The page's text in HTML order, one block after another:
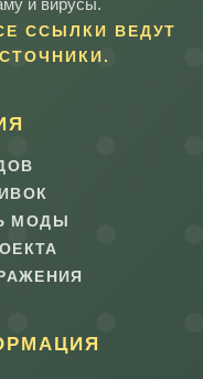
и вирусы.
ССЫЛКИ ВЕДУТ
МОДЫ